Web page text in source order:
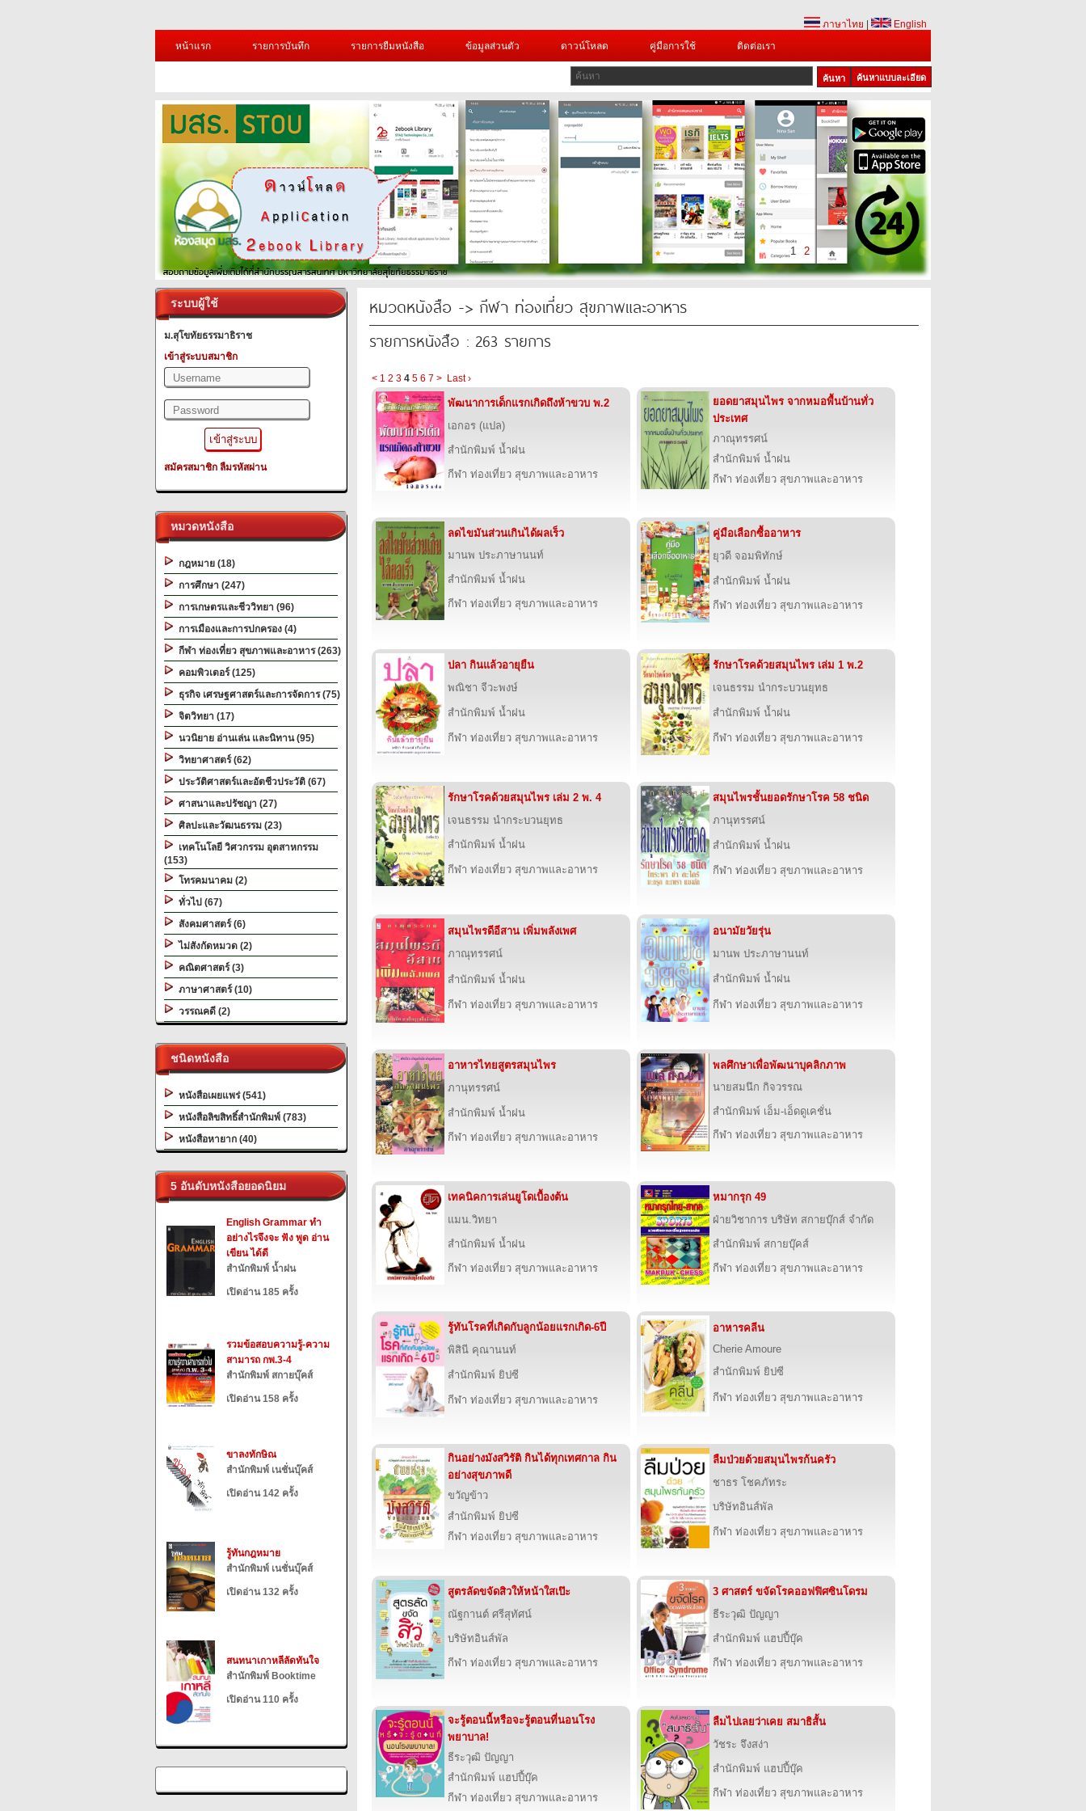
ภาษาไทย
English
หน้าแรก
รายการบันทึก รายการยืมหนังสือ ข้อมูลส่วนตัว ดาวน์โหลด คู่มือการใช้ ติดต่อเรา
ค้นหาแบบละเอียด
1 2
ระบบผู้ใช้
ม.สุโขทัยธรรมาธิราช
เข้าสู่ระบบสมาชิก
สมัครสมาชิก ลืมรหัสผ่าน
หมวดหนังสือ
กฎหมาย (18)
การศึกษา (247)
การเกษตรและชีววิทยา (96)
การเมืองและการปกครอง (4)
กีฬา ท่องเที่ยว สุขภาพและอาหาร (263)
คอมพิวเตอร์ (125)
ธุรกิจ เศรษฐศาสตร์และการจัดการ (75)
จิตวิทยา (17)
นวนิยาย อ่านเล่น และนิทาน (95)
วิทยาศาสตร์ (62)
ประวัติศาสตร์และอัตชีวประวัติ (67)
ศาสนาและปรัชญา (27)
ศิลปะและวัฒนธรรม (23)
เทคโนโลยี วิศวกรรม อุตสาหกรรม
(153)
โทรคมนาคม (2)
ทั่วไป (67)
สังคมศาสตร์ (6)
ไม่สังกัดหมวด (2)
คณิตศาสตร์ (3)
ภาษาศาสตร์ (10)
วรรณคดี (2)
ชนิดหนังสือ
หนังสือเผยแพร่ (541)
หนังสือลิขสิทธิ์สำนักพิมพ์ (783)
หนังสือหายาก (40)
5 อันดับหนังสือยอดนิยม
English Grammar ทำ
อย่างไรจึงจะ ฟัง พูด อ่าน
เขียน ได้ดี
สำนักพิมพ์ น้ำฝน
เปิดอ่าน 185 ครั้ง
รวมข้อสอบความรู้-ความ
สามารถ กพ.3-4
สำนักพิมพ์ สกายบุ๊คส์
เปิดอ่าน 158 ครั้ง
ขาลงทักษิณ
สำนักพิมพ์ เนชั่นบุ๊คส์
เปิดอ่าน 142 ครั้ง
รู้ทันกฎหมาย
สำนักพิมพ์ เนชั่นบุ๊คส์
เปิดอ่าน 132 ครั้ง
สนทนาเกาหลีลัดทันใจ
สำนักพิมพ์ Booktime
เปิดอ่าน 110 ครั้ง
หมวดหนังสือ -> กีฬา ท่องเที่ยว สุขภาพและอาหาร
รายการหนังสือ : 263 รายการ
< 1 2 3 4 5 6 7 > Last ›
พัฒนาการเด็กแรกเกิดถึงห้าขวบ พ.2
เอกอร (แปล)
สำนักพิมพ์ น้ำฝน
กีฬา ท่องเที่ยว สุขภาพและอาหาร
ยอดยาสมุนไพร จากหมอพื้นบ้านทั่ว
ประเทศ
ภาณุทรรศน์
สำนักพิมพ์ น้ำฝน
กีฬา ท่องเที่ยว สุขภาพและอาหาร
ลดไขมันส่วนเกินได้ผลเร็ว
มานพ ประภาษานนท์
สำนักพิมพ์ น้ำฝน
กีฬา ท่องเที่ยว สุขภาพและอาหาร
คู่มือเลือกซื้ออาหาร
ยุวดี จอมพิทักษ์
สำนักพิมพ์ น้ำฝน
กีฬา ท่องเที่ยว สุขภาพและอาหาร
ปลา กินแล้วอายุยืน
พณิชา จีวะพงษ์
สำนักพิมพ์ น้ำฝน
กีฬา ท่องเที่ยว สุขภาพและอาหาร
รักษาโรคด้วยสมุนไพร เล่ม 1 พ.2
เจนธรรม นำกระบวนยุทธ
สำนักพิมพ์ น้ำฝน
กีฬา ท่องเที่ยว สุขภาพและอาหาร
รักษาโรคด้วยสมุนไพร เล่ม 2 พ. 4
เจนธรรม นำกระบวนยุทธ
สำนักพิมพ์ น้ำฝน
กีฬา ท่องเที่ยว สุขภาพและอาหาร
สมุนไพรชั้นยอดรักษาโรค 58 ชนิด
ภานุทรรศน์
สำนักพิมพ์ น้ำฝน
กีฬา ท่องเที่ยว สุขภาพและอาหาร
สมุนไพรดีอีสาน เพิ่มพลังเพศ
ภาณุทรรศน์
สำนักพิมพ์ น้ำฝน
กีฬา ท่องเที่ยว สุขภาพและอาหาร
อนามัยวัยรุ่น
มานพ ประภาษานนท์
สำนักพิมพ์ น้ำฝน
กีฬา ท่องเที่ยว สุขภาพและอาหาร
อาหารไทยสูตรสมุนไพร
ภานุทรรศน์
สำนักพิมพ์ น้ำฝน
กีฬา ท่องเที่ยว สุขภาพและอาหาร
พลศึกษาเพื่อพัฒนาบุคลิกภาพ
นายสมนึก กิจวรรณ
สำนักพิมพ์ เอ็ม-เอ็ดดูเคชั่น
กีฬา ท่องเที่ยว สุขภาพและอาหาร
เทคนิคการเล่นยูโดเบื้องต้น
แมน.วิทยา
สำนักพิมพ์ น้ำฝน
กีฬา ท่องเที่ยว สุขภาพและอาหาร
หมากรุก 49
ฝ่ายวิชาการ บริษัท สกายบุ๊กส์ จำกัด
สำนักพิมพ์ สกายบุ๊คส์
กีฬา ท่องเที่ยว สุขภาพและอาหาร
รู้ทันโรคที่เกิดกับลูกน้อยแรกเกิด-6ปี
พิสินี คุณานนท์
สำนักพิมพ์ ยิปซี
กีฬา ท่องเที่ยว สุขภาพและอาหาร
อาหารคลีน
Cherie Amoure
สำนักพิมพ์ ยิปซี
กีฬา ท่องเที่ยว สุขภาพและอาหาร
กินอย่างมังสวิรัติ กินได้ทุกเทศกาล กิน
อย่างสุขภาพดี
ขวัญข้าว
สำนักพิมพ์ ยิปซี
กีฬา ท่องเที่ยว สุขภาพและอาหาร
ลืมป่วยด้วยสมุนไพรก้นครัว
ชาธร โชคภัทระ
บริษัทอินส์พัล
กีฬา ท่องเที่ยว สุขภาพและอาหาร
สูตรลัดขจัดสิวให้หน้าใสเป๊ะ
ณัฐกานต์ ศรีสุทัศน์
บริษัทอินส์พัล
กีฬา ท่องเที่ยว สุขภาพและอาหาร
3 ศาสตร์ ขจัดโรคออฟฟิศซินโดรม
ธีระวุฒิ ปัญญา
สำนักพิมพ์ แฮปปี้บุ๊ค
กีฬา ท่องเที่ยว สุขภาพและอาหาร
จะรู้ตอนนี้หรือจะรู้ตอนที่นอนโรง
พยาบาล!
ธีระวุฒิ ปัญญา
สำนักพิมพ์ แฮปปี้บุ๊ค
กีฬา ท่องเที่ยว สุขภาพและอาหาร
ลืมไปเลยว่าเคย สมาธิสั้น
วัชระ จึงสง่า
สำนักพิมพ์ แฮปปี้บุ๊ค
กีฬา ท่องเที่ยว สุขภาพและอาหาร